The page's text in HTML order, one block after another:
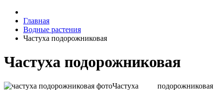
Главная
Водные растения
Частуха подорожниковая
Частуха подорожниковая
Частуха подорожниковая